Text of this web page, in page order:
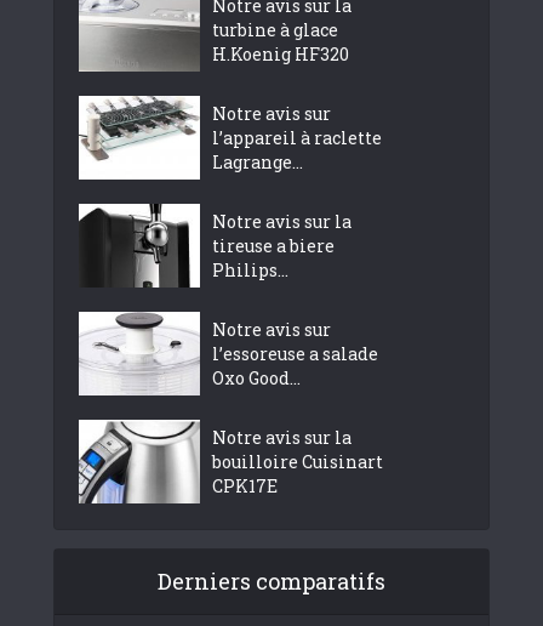
Notre avis sur la
turbine à glace
H.Koenig HF320
Notre avis sur
l’appareil à raclette
Lagrange...
Notre avis sur la
tireuse a biere
Philips...
Notre avis sur
l’essoreuse a salade
Oxo Good...
Notre avis sur la
bouilloire Cuisinart
CPK17E
Derniers comparatifs